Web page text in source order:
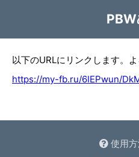
PBW
以下のURLにリンクします。
https://my-fb.ru/6IEPwun/
使用